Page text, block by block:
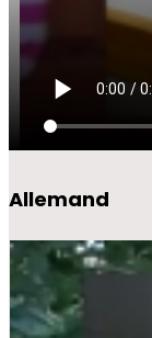
Allemand